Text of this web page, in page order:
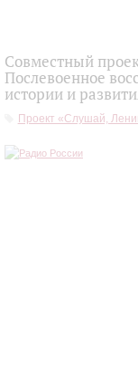
Совместный
Послевоенное
истории и
Проект «Слушай,